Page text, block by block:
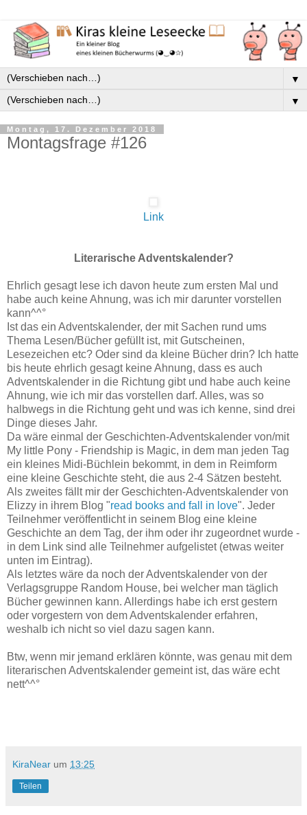
▼
▼
Montag, 17. Dezember 2018
Montagsfrage #126
Link
Literarische Adventskalender?
Ehrlich gesagt lese ich davon heute zum ersten Mal und
habe auch keine Ahnung, was ich mir darunter vorstellen
kann^^°
Ist das ein Adventskalender, der mit Sachen rund ums
Thema Lesen/Bücher gefüllt ist, mit Gutscheinen,
Lesezeichen etc? Oder sind da kleine Bücher drin? Ich hatte
bis heute ehrlich gesagt keine Ahnung, dass es auch
Adventskalender in die Richtung gibt und habe auch keine
Ahnung, wie ich mir das vorstellen darf. Alles, was so
halbwegs in die Richtung geht und was ich kenne, sind drei
Dinge dieses Jahr.
Da wäre einmal der Geschichten-Adventskalender von/mit
My little Pony - Friendship is Magic, in dem man jeden Tag
ein kleines Midi-Büchlein bekommt, in dem in Reimform
eine kleine Geschichte steht, die aus 2-4 Sätzen besteht.
Als zweites fällt mir der Geschichten-Adventskalender von
Elizzy in ihrem Blog "read books and fall in love". Jeder
Teilnehmer veröffentlicht in seinem Blog eine kleine
Geschichte an dem Tag, der ihm oder ihr zugeordnet wurde -
in dem Link sind alle Teilnehmer aufgelistet (etwas weiter
unten im Eintrag).
Als letztes wäre da noch der Adventskalender von der
Verlagsgruppe Random House, bei welcher man täglich
Bücher gewinnen kann. Allerdings habe ich erst gestern
oder vorgestern von dem Adventskalender erfahren,
weshalb ich nicht so viel dazu sagen kann.
Btw, wenn mir jemand erklären könnte, was genau mit dem
literarischen Adventskalender gemeint ist, das wäre echt
nett^^°
KiraNear um 13:25
Teilen